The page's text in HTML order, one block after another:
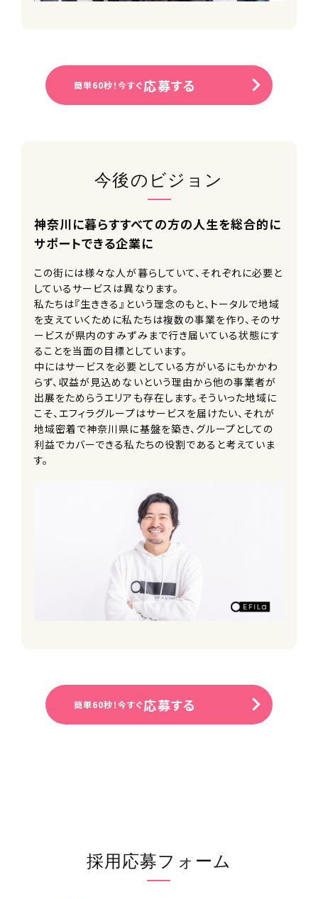
※一部時間無料対象外・空きがない場
合あり
■バレンタイン/お歳暮/お中元等贈り
＜研修プログラム＞※参加条件あり
の研修が開催されています。
■資格取得支援制度
■選択型人事制度(FA制度)
※個々の生活スタイルややりたいことに
合わせて転籍できます
加入保険
雇用保険
労災保険
厚生年金保険
健康保険
受動喫煙防止措置事項
全社全面禁煙
希望に基づくシフト制
■有給休暇（法定通り）
■産前産後休暇（取得実績あり）
必要資格・免許等
【必須】
原付免許
初任者研修
簡単60秒！今すぐ応募する
今後のビジョン
神奈川に暮らすすべての方の人生を総合的に
サポートできる企業に
この街には様々な人が暮らしていて、それぞれに必要と
しているサービスは異なります。
私たちは『生ききる』という理念のもと、トータルで地域
を支えていくために私たちは複数の事業を作り、そのサ
ービスが県内のすみずみまで行き届いている状態にす
ることを当面の目標としています。
中にはサービスを必要としている方がいるにもかかわ
らず、収益が見込めないという理由から他の事業者が
出展をためらうエリアも存在します。そういった地域に
こそ、エフィラグループはサービスを届けたい、それが
地域密着で神奈川県に基盤を築き、グループとしての
利益でカバーできる私たちの役割であると考えていま
す。
簡単60秒！今すぐ応募する
採用応募フォーム